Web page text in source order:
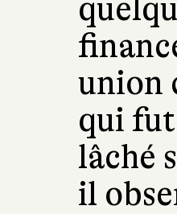
union
qui
lâché
il